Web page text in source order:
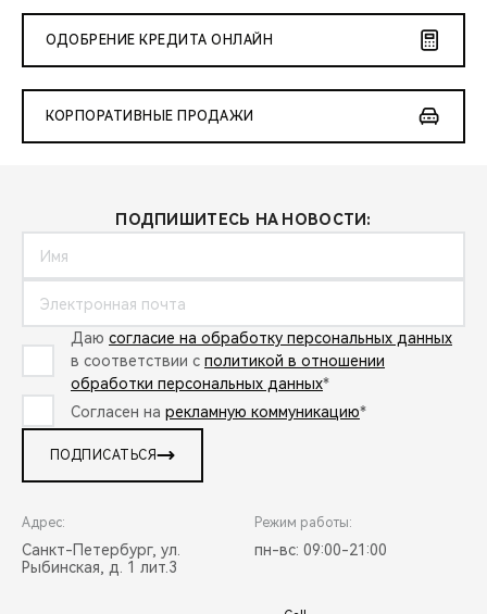
ОДОБРЕНИЕ КРЕДИТА ОНЛАЙН
КОРПОРАТИВНЫЕ ПРОДАЖИ
ПОДПИШИТЕСЬ НА НОВОСТИ:
Даю согласие на обработку персональных данных
в соответствии с политикой в отношении
обработки персональных данных*
Согласен на рекламную коммуникацию*
ПОДПИСАТЬСЯ
Адрес:
Санкт-Петербург, ул.
Рыбинская, д. 1 лит.3
Режим работы:
пн-вс: 09:00-21:00